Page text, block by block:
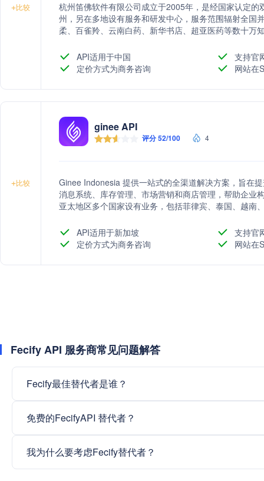
+比较
杭州笛佛软件有限公司成立于2005年，是经国家认定的双软企业、高
州，另在多地设有服务和研发中心，服务范围辐射全国
柔、百雀羚、云南白药、新华书店、超亚医药等数十万
为使命，创新思路、整合资源、形成合力，采取“网店
继续优化迭代网店管家产品，保持竞争力，另一方面以
API适用于中国
支持官
定价方式为商务咨询
网站在
+比较
ginee API
评分 52/100 4
Ginee Indonesia 提供一站式的全渠道解决方案，旨在
消息系统、库存管理、市场营销和商店管理，帮助企业
亚太地区多个国家设有业务，包括菲律宾、泰国、越南
API适用于新加坡
支持官
定价方式为商务咨询
网站在
Fecify API 服务商常见问题解答
Fecify最佳替代者是谁？
免费的FecifyAPI 替代者？
我为什么要考虑Fecify替代者？